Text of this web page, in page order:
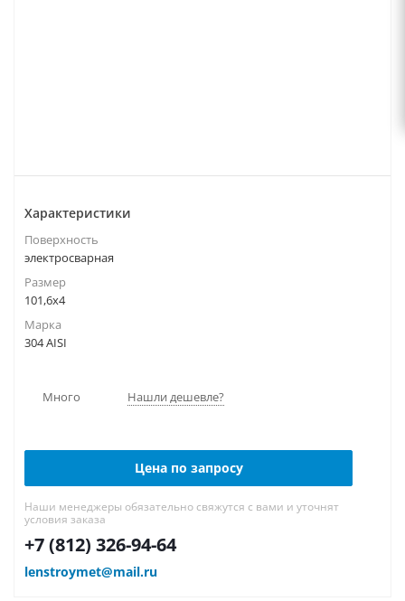
Характеристики
Поверхность
электросварная
Размер
101,6х4
Марка
304 AISI
Много Нашли дешевле?
Цена по запросу
Наши менеджеры обязательно свяжутся с вами и уточнят
условия заказа
+7 (812) 326-94-64
lenstroymet@mail.ru